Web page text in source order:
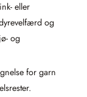
eller
og
og
for garn